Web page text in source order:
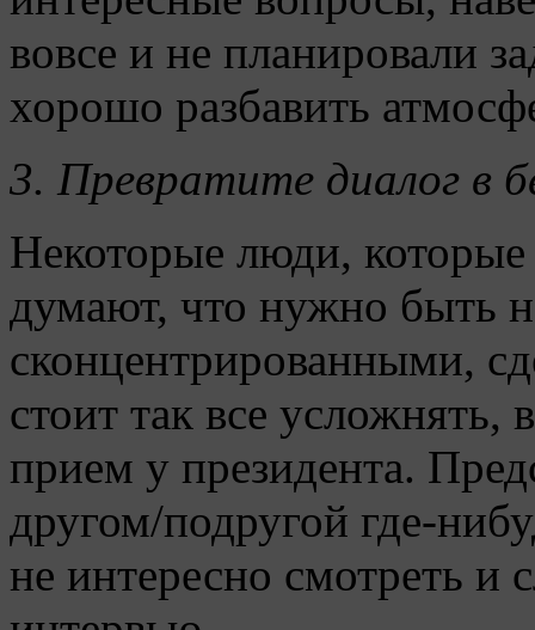
вовсе и не планировали
хорошо разбавить
3. Превратите диалог в
Некоторые люди,
думают, что нужно быть
сконцентрированными,
стоит так все
прием у президента.
другом/подругой где-
не интересно смотреть и